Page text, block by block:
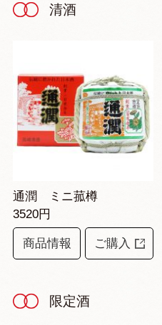
清酒
通潤 ミニ菰樽
3520円
商品情報 ご購入
限定酒